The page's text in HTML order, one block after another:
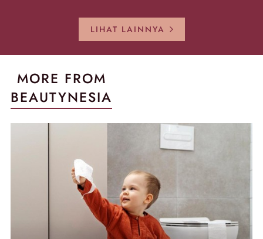
LIHAT LAINNYA
MORE FROM
BEAUTYNESIA